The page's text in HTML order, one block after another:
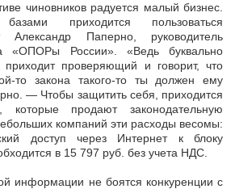
чиновников радуется малый бизнес.
базами приходится пользоваться
Александр Паперно, руководитель
«ОПОРы России». «Ведь буквально
проверяющий и говорит, что
то закона такого-то ты должен ему
— Чтобы защитить себя, приходится
которые продают законодательную
компаний эти расходы весомы:
доступ через Интернет к блоку
в 15 797 руб. без учета НДС.
информации не боятся конкуренции с